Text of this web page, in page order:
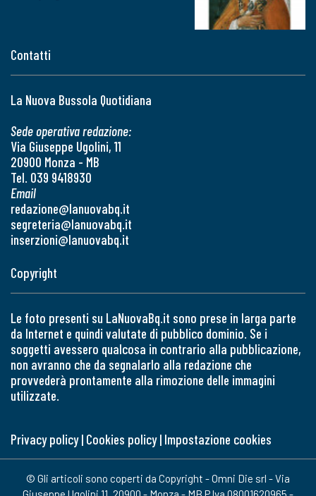
Contatti
La Nuova Bussola Quotidiana
Sede operativa redazione:
Via Giuseppe Ugolini, 11
20900 Monza - MB
Tel. 039 9418930
Email
redazione@lanuovabq.it
segreteria@lanuovabq.it
inserzioni@lanuovabq.it
Copyright
Le foto presenti su LaNuovaBq.it sono prese in larga parte
da Internet e quindi valutate di pubblico dominio. Se i
soggetti avessero qualcosa in contrario alla pubblicazione,
non avranno che da segnalarlo alla redazione che
provvederà prontamente alla rimozione delle immagini
utilizzate.
Privacy policy| Cookies policy| Impostazione cookies
© Gli articoli sono coperti da Copyright - Omni Die srl - Via